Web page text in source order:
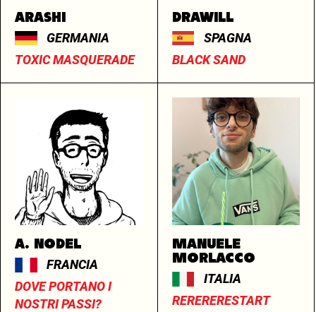
ARASHI
GERMANIA
TOXIC MASQUERADE
DRAWILL
SPAGNA
BLACK SAND
A. NODEL
FRANCIA
DOVE PORTANO I
NOSTRI PASSI?
MANUELE
MORLACCO
ITALIA
RERERERESTART